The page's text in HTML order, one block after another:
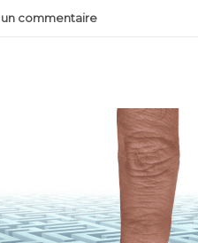
un commentaire